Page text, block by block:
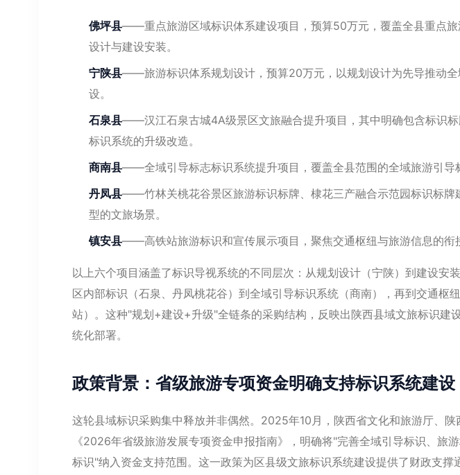
佛坪县——重点旅游区域标识体系建设项目，预算50万元，覆盖全县重点旅
设计与建设安装。
宁陕县——旅游标识体系规划设计，预算20万元，以规划设计为先导推动全
设。
石泉县——汉江石泉古城4A级景区文旅融合提升项目，其中明确包含标识
标识系统的升级改造。
商南县——全域引导标志标识系统提升项目，覆盖全县范围的全域旅游引导
丹凤县——竹林关桃花谷景区旅游标识标牌、棣花三产融合示范园标识标牌
型的文旅场景。
镇安县——高铁站旅游标识和宣传展示项目，聚焦交通枢纽与旅游信息的衔
以上六个项目涵盖了标识导视系统的不同层次：从规划设计（宁陕）到建设安
区内部标识（石泉、丹凤桃花谷）到全域引导标识系统（商南），再到交通枢
站）。这种"规划+建设+升级"全链条的采购结构，反映出陕西县域文旅标识建
统化部署。
政策背景：省级旅游专项资金明确支持标识系统建设
这轮县域标识采购集中释放并非偶然。2025年10月，陕西省文化和旅游厅、陕
《2026年省级旅游发展专项资金申报指南》，明确将"完善全域引导标识、旅
标识"纳入资金支持范围。这一政策为区县级文旅标识系统建设提供了财政支撑